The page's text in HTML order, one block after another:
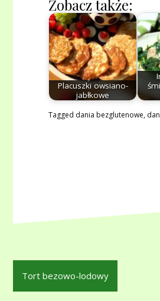
Zobacz także:
Placuszki owsiano-
jabłkowe
Tagged dania bezglutenowe,
Nawigacja
wpisu
Tort bezowo-lodowy